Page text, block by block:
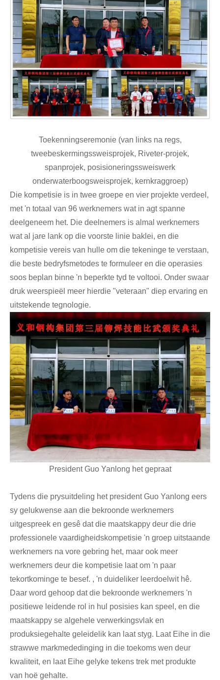
Toekenningseremonie (van links na regs,
tweebeskermingssweisprojek, Riveter-projek,
spanprojek, posisioneringssweiswerk
onderwaterboogsweisprojek, kernkraggroep)
Die kompetisie is in twee groepe en vier projekte verdeel,
met 'n totaal van 96 werknemers wat in agt spanne
deelgeneem het. Die deelnemers is almal werknemers
wat al jare lank op die voorste linie baklei, en die
kompetisie vereis van hulle om die tekeninge te verstaan,
die beste bedryfsmetodes te formuleer en die operasies
soos beplan binne 'n beperkte tyd te voltooi. Onder swaar
druk weerspieël meer hierdie "veteraan" diep ervaring en
uitstekende tegnologie.
President Guo Yanlong het gepraat
Tydens die prysuitdeling het president Guo Yanlong eers
sy gelukwense aan die bekroonde werknemers
uitgespreek en gesê dat die maatskappy deur die drie
professionele vaardigheidskompetisie 'n groep uitstaande
werknemers na vore gebring het, maar ook meer
werknemers deur die kompetisie laat om 'n paar
tekortkominge te besef. , 'n duideliker leerdoelwit hê.
Daar word gehoop dat die bekroonde werknemers 'n
positiewe leidende rol in hul posisies kan speel, en die
maatskappy se algehele verwerkingsvlak en
produksiegehalte geleidelik kan laat styg. Laat Eihe in die
strawwe markmededinging in die toekoms wen deur
kwaliteit, en laat Eihe gelyke tekens trek met produkte
van hoë gehalte.